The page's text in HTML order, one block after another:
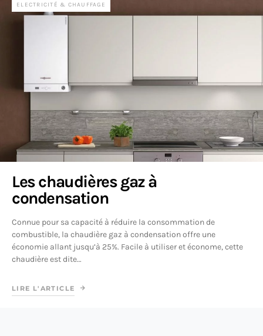
ELECTRICITÉ & CHAUFFAGE
Les chaudières gaz à
condensation
Connue pour sa capacité à réduire la consommation de
combustible, la chaudière gaz à condensation offre une
économie allant jusqu’à 25%. Facile à utiliser et économe, cette
chaudière est dite…
LIRE L'ARTICLE